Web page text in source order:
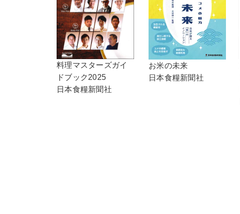
料理マスターズガイ
ドブック2025
日本食糧新聞社
お米の未来
日本食糧新聞社